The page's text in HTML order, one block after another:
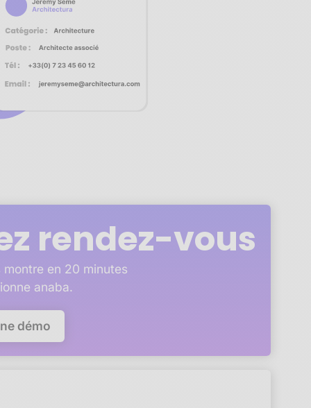
rendez-vous
en 20 minutes
anaba.
démo